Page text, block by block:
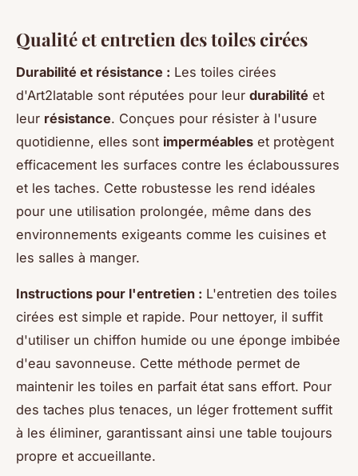
Qualité et entretien des toiles cirées
Durabilité et résistance : Les toiles cirées
d'Art2latable sont réputées pour leur durabilité et
leur résistance. Conçues pour résister à l'usure
quotidienne, elles sont imperméables et protègent
efficacement les surfaces contre les éclaboussures
et les taches. Cette robustesse les rend idéales
pour une utilisation prolongée, même dans des
environnements exigeants comme les cuisines et
les salles à manger.
Instructions pour l'entretien : L'entretien des toiles
cirées est simple et rapide. Pour nettoyer, il suffit
d'utiliser un chiffon humide ou une éponge imbibée
d'eau savonneuse. Cette méthode permet de
maintenir les toiles en parfait état sans effort. Pour
des taches plus tenaces, un léger frottement suffit
à les éliminer, garantissant ainsi une table toujours
propre et accueillante.